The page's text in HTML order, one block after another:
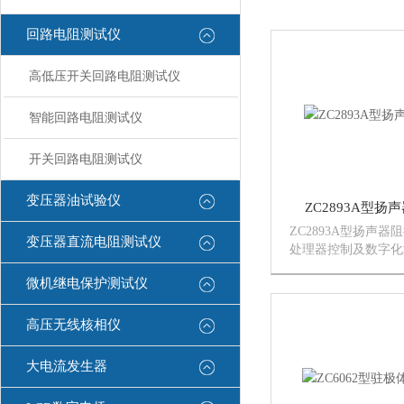
回路电阻测试仪
高低压开关回路电阻测试仪
智能回路电阻测试仪
开关回路电阻测试仪
变压器油试验仪
变压器直流电阻测试仪
微机继电保护测试仪
高压无线核相仪
大电流发生器
ZC2893A型扬
ZC2893A型扬声器
处理器控制及数字